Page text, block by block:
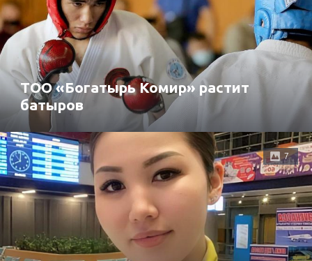
ТОО «Богатырь Комир» растит
батыров
7